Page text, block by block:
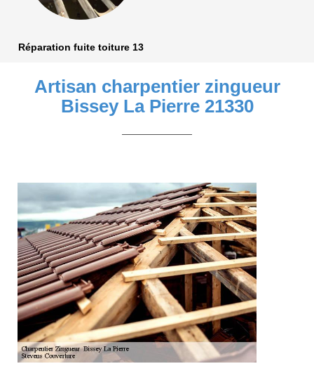
Réparation fuite toiture 13
Artisan charpentier zingueur
Bissey La Pierre 21330